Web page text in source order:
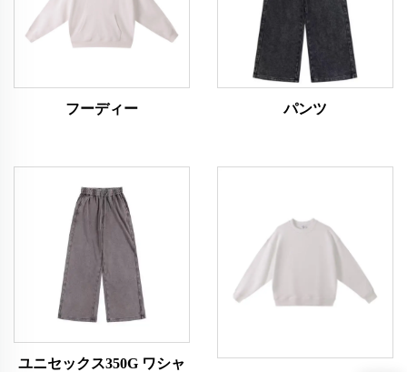
フーディー パンツ
ユニセックス350G ワシャ